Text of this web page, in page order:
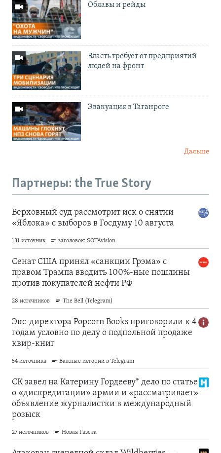
Облавы и рейды
Власть требует от предприятий
людей на фронт
Эвакуация в Таганроге
Дальше
Партнеры: the True Story